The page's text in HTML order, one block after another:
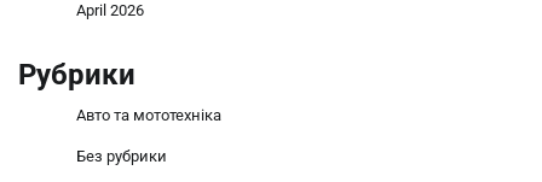
April 2026
Рубрики
Авто та мототехніка
Без рубрики